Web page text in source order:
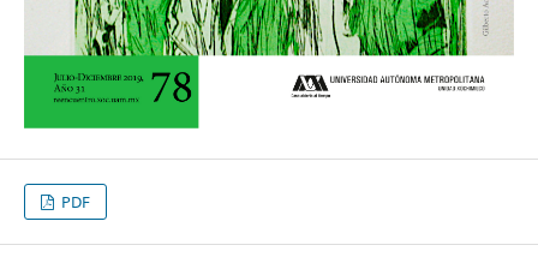
PDF